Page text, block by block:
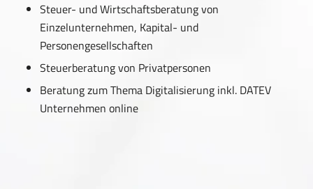
Steuer- und Wirtschaftsberatung von
Einzelunternehmen, Kapital- und
Personengesellschaften
Steuerberatung von Privatpersonen
Beratung zum Thema Digitalisierung inkl. DATEV
Unternehmen online